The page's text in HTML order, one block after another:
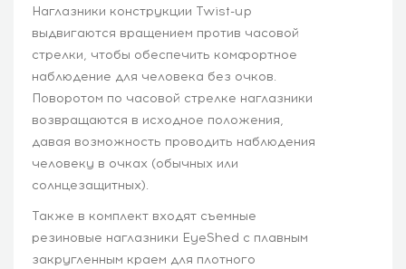
Наглазники конструкции Twist-up
выдвигаются вращением против часовой
стрелки, чтобы обеспечить комфортное
наблюдение для человека без очков.
Поворотом по часовой стрелке наглазники
возвращаются в исходное положения,
давая возможность проводить наблюдения
человеку в очках (обычных или
солнцезащитных).
Также в комплект входят съемные
резиновые наглазники EyeShed с плавным
закругленным краем для плотного